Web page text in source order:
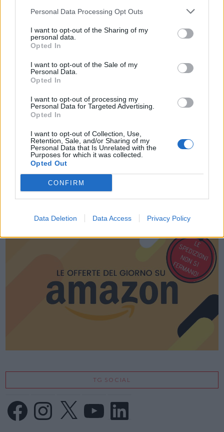
Personal Data Processing Opt Outs
I want to opt-out of the Sharing of my
personal data.
Opted In
I want to opt-out of the Sale of my
Personal Data.
Opted In
I want to opt-out of processing my
Personal Data for Targeted Advertising.
Opted In
I want to opt-out of Collection, Use,
Retention, Sale, and/or Sharing of my
Personal Data that Is Unrelated with the
Purposes for which it was collected.
Opted Out
CONFIRM
Data Deletion Data Access Privacy Policy
HTC Corporation presenta oggi cinque nuovi dispositivi Windows
e HTC HD7. Questo portafoglio di telefoni ricco e diversificato,
informa l’azienda, è caratterizzato dalla nuova piattaforma Windows
italiano
HTC Corporation annuncia la distribuzione sul mercato italiano di
HTC HD Mini, il Windows Phone basato su HTC Sense sottilissimo e
molto leggero. Una risposta ai tanti smartphone che si affacciano
quotidianamente sul mercato, tra cui il probabile iPhone HD. …
1 ... 6 7 8
LE MIGLIORI OFFERTE AMAZON
TG SOCIAL
FacebookInstagram
X LinkedIn